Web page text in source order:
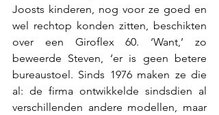
Joosts kinderen, nog voor ze goed en
wel rechtop konden zitten, beschikten
over een Giroflex 60. ‘Want,’ zo
beweerde Steven, ‘er is geen betere
bureaustoel. Sinds 1976 maken ze die
al: de firma ontwikkelde sindsdien al
verschillenden andere modellen, maar